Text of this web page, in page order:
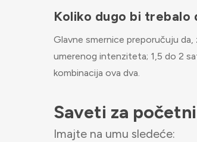
Koliko dugo bi trebalo
Glavne smernice preporučuju
umerenog intenziteta; 1,5 do 2
kombinacija ova dva.
Saveti za
Imajte na umu sledeće: